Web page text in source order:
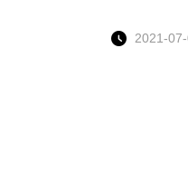
2021-07-